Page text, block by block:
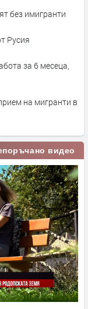
без имигранти
Русия
за 6 месеца,
на мигранти в
видео